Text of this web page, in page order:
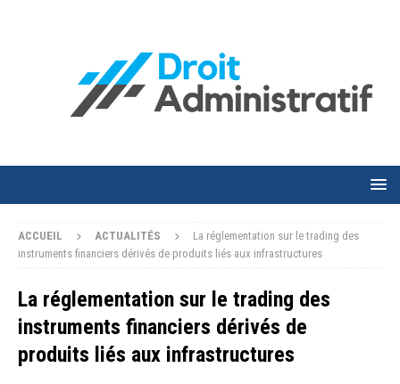
ACCUEIL ACTUALITÉS
La réglementation sur le trading des
instruments financiers dérivés de produits liés aux infrastructures
La réglementation sur le trading des
instruments financiers dérivés de
produits liés aux infrastructures